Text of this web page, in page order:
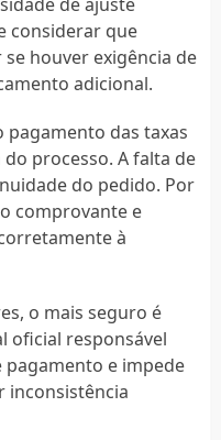
considerar que
houver exigência de
adicional.
das taxas
processo. A falta de
do pedido. Por
comprovante e
à
o mais seguro é
oficial responsável
pagamento e impede
inconsistência